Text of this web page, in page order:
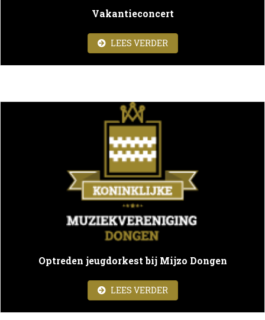
Vakantieconcert
LEES VERDERABOUT
Optreden jeugdorkest bij Mijzo Dongen
LEES VERDERABOUT OPTREDEN